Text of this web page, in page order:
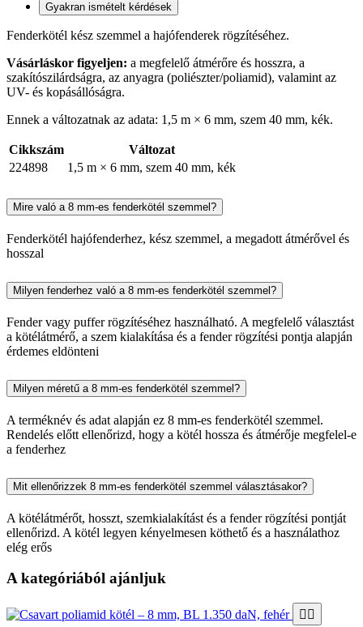
Gyakran ismételt kérdések
Fenderkötél kész szemmel a hajófenderek rögzítéséhez.
Vásárláskor figyeljen: a megfelelő átmérőre és hosszra, a
szakítószilárdságra, az anyagra (poliészter/poliamid), valamint az
UV- és kopásállóságra.
Ennek a változatnak az adata: 1,5 m × 6 mm, szem 40 mm, kék.
Cikkszám
Változat
224898
1,5 m × 6 mm, szem 40 mm, kék
Mire való a 8 mm-es fenderkötél szemmel?
Fenderkötél hajófenderhez, kész szemmel, a megadott átmérővel és
hosszal
Milyen fenderhez való a 8 mm-es fenderkötél szemmel?
Fender vagy puffer rögzítéséhez használható. A megfelelő választást
a kötélátmérő, a szem kialakítása és a fender rögzítési pontja alapján
érdemes eldönteni
Milyen méretű a 8 mm-es fenderkötél szemmel?
A terméknév és adat alapján ez 8 mm-es fenderkötél szemmel.
Rendelés előtt ellenőrizd, hogy a kötél hossza és átmérője megfelel-e
a fenderhez
Mit ellenőrizzek 8 mm-es fenderkötél szemmel választásakor?
A kötélátmérőt, hosszt, szemkialakítást és a fender rögzítési pontját
ellenőrizd. A kötél legyen kényelmesen köthető és a használathoz
elég erős
A kategóriából ajánljuk